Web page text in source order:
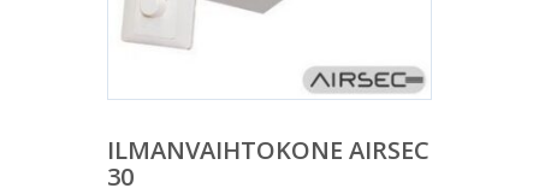
ILMANVAIHTOKONE AIRSEC
30